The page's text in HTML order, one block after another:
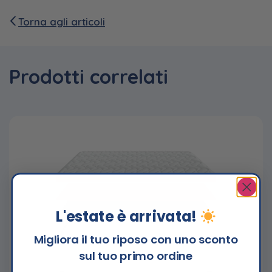
Torna agli articoli
Prodotti correlati
L'estate è arrivata!
Migliora il tuo riposo con uno sconto
sul tuo primo ordine